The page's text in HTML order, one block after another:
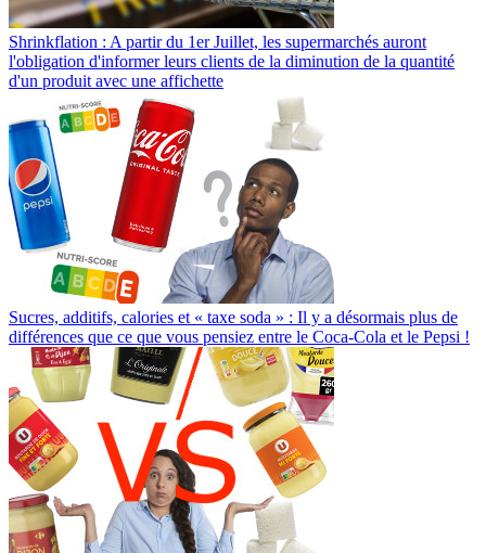
Shrinkflation : A partir du 1er Juillet, les supermarchés auront
l'obligation d'informer leurs clients de la diminution de la quantité
d'un produit avec une affichette
Sucres, additifs, calories et « taxe soda » : Il y a désormais plus de
différences que ce que vous pensiez entre le Coca-Cola et le Pepsi !